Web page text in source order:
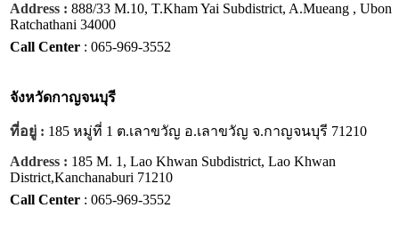
Address : 888/33 M.10, T.Kham Yai Subdistrict, A.Mueang , Ubon
Ratchathani 34000
Call Center : 065-969-3552
จังหวัดกาญจนบุรี
ที่อยู่ : 185 หมู่ที่ 1 ต.เลาขวัญ อ.เลาขวัญ จ.กาญจนบุรี 71210
Address : 185 M. 1, Lao Khwan Subdistrict, Lao Khwan
District,Kanchanaburi 71210
Call Center : 065-969-3552